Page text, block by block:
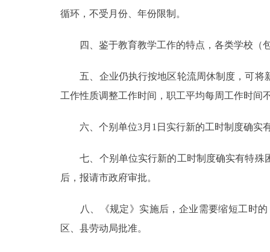
12345网上接诉即办
参与调查
走进北京
多语种
ENGLISH
循环，不受月份、年份限制。
四、鉴于教育教学工作的特点，各类学校（
五、企业仍执行按地区轮流周休制度，可将
工作性质调整工作时间，职工平均每周工作时间
六、个别单位3月1日实行新的工时制度确实有
七、个别单位实行新的工时制度确实有特殊
后，报请市政府审批。
八、《规定》实施后，企业需要缩短工时的
区、县劳动局批准。